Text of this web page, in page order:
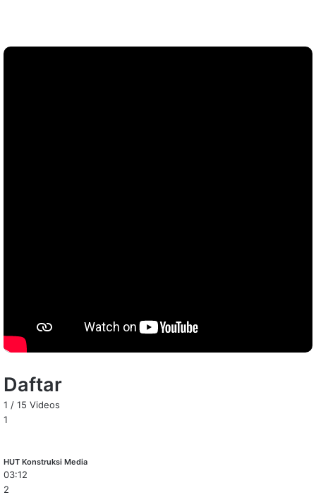
Daftar
1 / 15 Videos
1
HUT Konstruksi Media
03:12
2